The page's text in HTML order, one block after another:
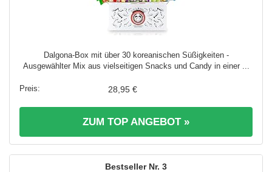
Dalgona-Box mit über 30 koreanischen Süßigkeiten -
Ausgewählter Mix aus vielseitigen Snacks und Candy in einer ...
28,95 €
ZUM TOP ANGEBOT »
3